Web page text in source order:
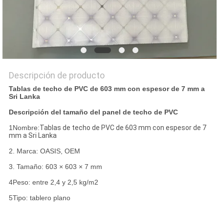
PRIVACY
POLICY
Descripción de producto
Tablas de techo de PVC de 603 mm con espesor de 7 mm a
Sri Lanka
Descripción del tamaño del panel de techo de PVC
1Nombre:Tablas de techo de PVC de 603 mm con espesor de 7
mm a Sri Lanka
2. Marca: OASIS, OEM
3. Tamaño: 603 × 603 × 7 mm
4Peso: entre 2,4 y 2,5 kg/m2
5Tipo: tablero plano